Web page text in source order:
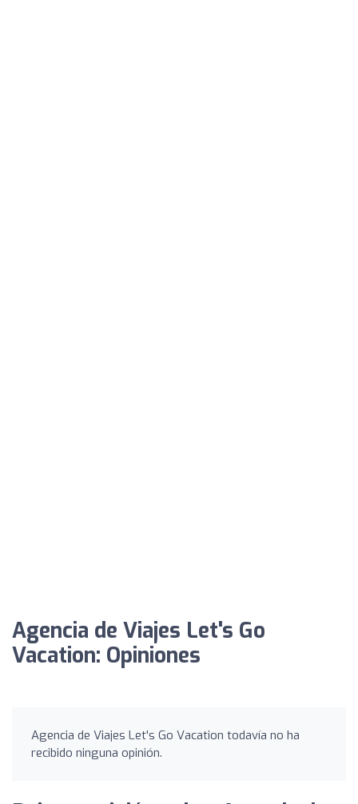
Agencia de Viajes Let's Go
Vacation: Opiniones
Agencia de Viajes Let's Go Vacation todavía no ha
recibido ninguna opinión.